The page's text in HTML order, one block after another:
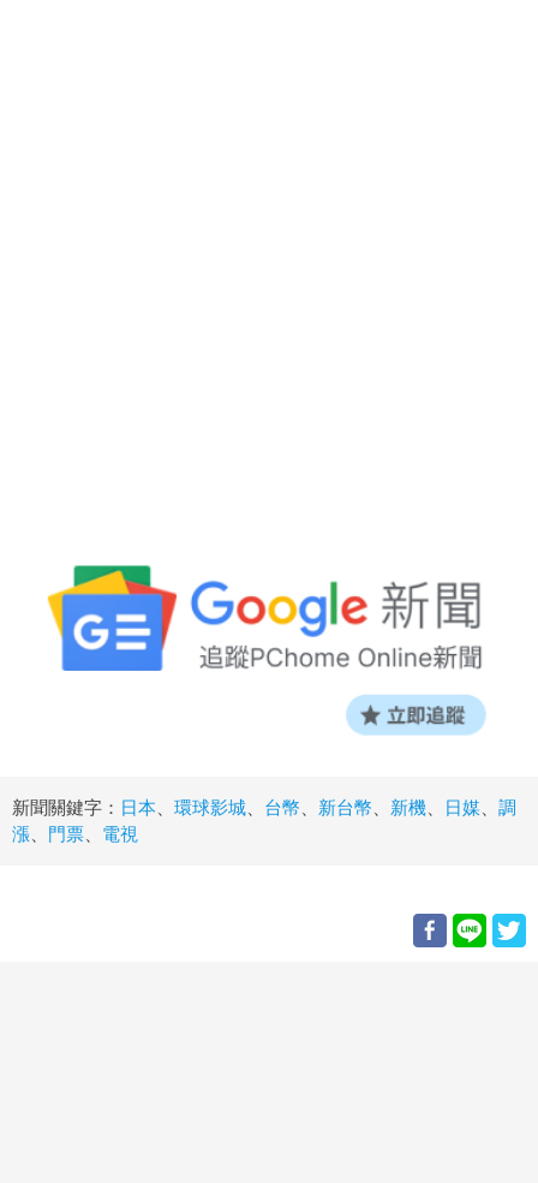
新聞關鍵字： 日本 環球影城 台幣 新台幣 新機 日媒
調
漲
門票 電視